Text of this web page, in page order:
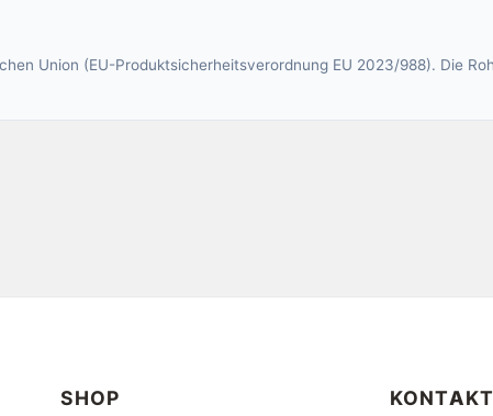
Union (EU-Produktsicherheitsverordnung EU 2023/988). Die
SHOP